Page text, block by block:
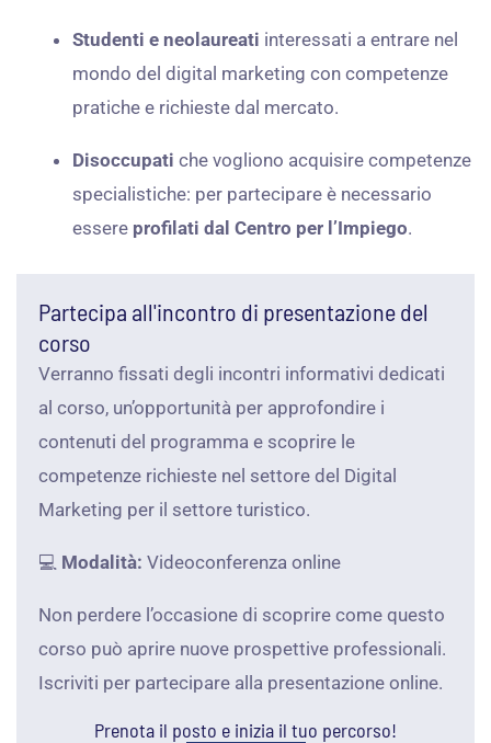
Studenti e neolaureati interessati a entrare nel
mondo del digital marketing con competenze
pratiche e richieste dal mercato.
Disoccupati che vogliono acquisire competenze
specialistiche: per partecipare è necessario
essere profilati dal Centro per l’Impiego.
Partecipa all'incontro di presentazione del
corso
Verranno fissati degli incontri informativi dedicati
al corso, un’opportunità per approfondire i
contenuti del programma e scoprire le
competenze richieste nel settore del Digital
Marketing per il settore turistico.
💻 Modalità: Videoconferenza online
Non perdere l’occasione di scoprire come questo
corso può aprire nuove prospettive professionali.
Iscriviti per partecipare alla presentazione online.
Prenota il posto e inizia il tuo percorso!